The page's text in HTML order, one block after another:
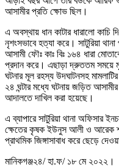
আসামীর প্রতি ক্ষোভ ছিল।
এ অবস্থায় ধান কাটার ধারালো
নৃশংসভাবে হত্যা করে। সাটুরিয়া
আসামী ফৌঃ কাঃ বিঃ ১৬৪ ধারা
প্রদান করে। এছাড়া দ্রুততম সময়ে
ঘটনার মূল রহস্য উদঘাটনসহ
২৪ ঘন্টার মধ্যে ঘটনায় জড়িত
আদালতে দাখিল করা হয়েছে।
এ ব্যাপারে সাটুরিয়া থানা অফিসার
ক্ষেতের কৃষক ইউনুস আলী ও আরেক
প্রাথমিক জিঙ্গাসাবাধ করে ছেড়ে
মানিকগঞ্জ২৪/ হা.ফ/ ১৮ মে ২০২২।